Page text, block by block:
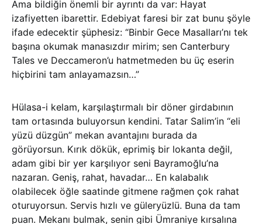
Ama bildiğin önemli bir ayrıntı da var: Hayat
izafiyetten ibarettir. Edebiyat faresi bir zat bunu şöyle
ifade edecektir şüphesiz: “Binbir Gece Masalları’nı tek
başına okumak manasızdır mirim; sen Canterbury
Tales ve Deccameron’u hatmetmeden bu üç eserin
hiçbirini tam anlayamazsın…”
Hülasa-i kelam, karşılaştırmalı bir döner girdabının
tam ortasında buluyorsun kendini. Tatar Salim’in “eli
yüzü düzgün” mekan avantajını burada da
görüyorsun. Kırık dökük, eprimiş bir lokanta değil,
adam gibi bir yer karşılıyor seni Bayramoğlu’na
nazaran. Geniş, rahat, havadar… En kalabalık
olabilecek öğle saatinde gitmene rağmen çok rahat
oturuyorsun. Servis hızlı ve güleryüzlü. Buna da tam
puan. Mekanı bulmak, senin gibi Ümraniye kırsalına